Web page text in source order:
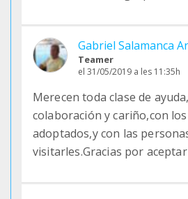
Gabriel Salamanca
Teamer
el 31/05/2019 a les 11:35h
Merecen toda clase de
colaboración y cariño,con
adoptados,y con las
visitarles.Gracias por